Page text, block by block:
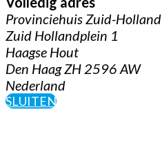
Provinciehuis Zuid-Holland
Zuid Hollandplein 1
Haagse Hout
Den Haag ZH 2596 AW
Nederland
SLUITEN